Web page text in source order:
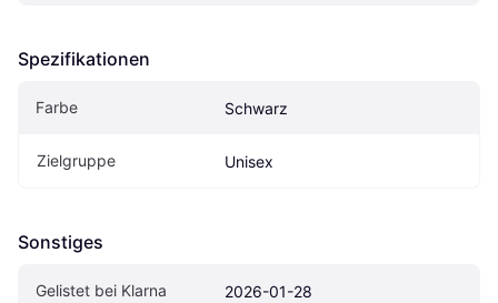
Spezifikationen
Farbe Schwarz
Zielgruppe Unisex
Sonstiges
Gelistet bei Klarna 2026-01-28